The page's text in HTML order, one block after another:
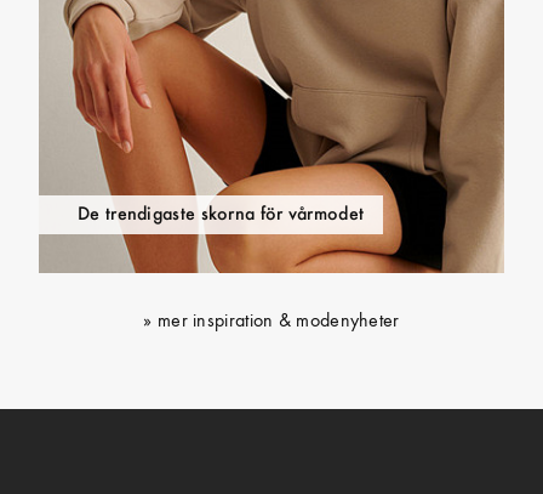
De trendigaste skorna för vårmodet
mer inspiration & modenyheter